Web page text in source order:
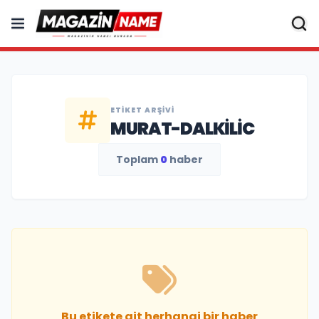
ETIKET ARŞIVI
MURAT-DALKILIC
Toplam 0 haber